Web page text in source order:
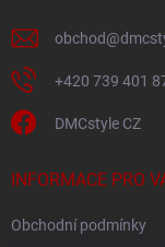
obchod@
+420 739 401
DMCstyle CZ
INFORMACE PRO
Obchodní podmínky